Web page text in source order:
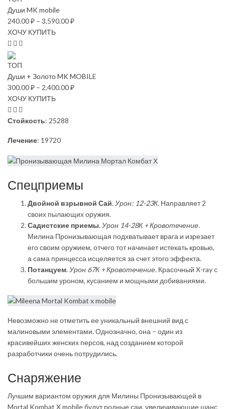
Души MK mobile
240.00₽ – 3,590.00₽
ХОЧУ КУПИТЬ
ТОП
Души + Золото MK MOBILE
300.00₽ – 2,400.00₽
ХОЧУ КУПИТЬ
Стойкость: 25288
Лечение: 19720
Спецприемы
Двойной взрывной Сай.Урон: 12-23К. Направляет 2
своих пылающих оружия.
Садистские приемы.Урон 14-28К + Кровотечение.
Милина Пронизывающая подхватывает врага и изрезает
его своим оружием, отчего тот начинает истекать кровью,
а сама принцесса исцеляется за счет этого эффекта.
Потанцуем.Урон 67К + Кровотечение. Красочный X-ray с
большим уроном, кусанием и мощными добиваниями.
Невозможно не отметить ее уникальный внешний вид с
малиновыми элементами. Однозначно, она – один из
красивейших женских персов, над созданием которой
разработчики очень потрудились.
Снаряжение
Лучшим вариантом оружия для Милины Пронизывающей в
Mortal Kombat X mobile будут родные саи, увеличивающие шанс